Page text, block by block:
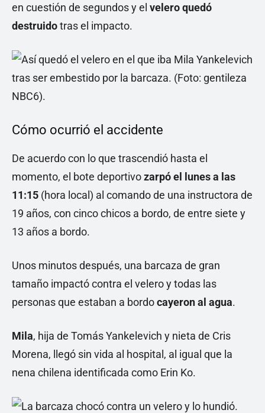
en cuestión de segundos y el velero quedó
destruidotras el impacto.
Cómo ocurrió el accidente
De acuerdo con lo que trascendió hasta el
momento, el bote deportivozarpó el lunes a las
11:15 (hora local) al comando de una instructora de
19 años, con cinco chicos a bordo, de entre siete y
13 años a bordo.
Unos minutos después, una barcaza de gran
tamaño impactó contra el velero y todas las
personas que estaban a bordocayeron al agua.
Mila, hija de Tomás Yankelevich y nieta de Cris
Morena, llegó sin vida al hospital, al igual que la
nena chilena identificada como Erin Ko.